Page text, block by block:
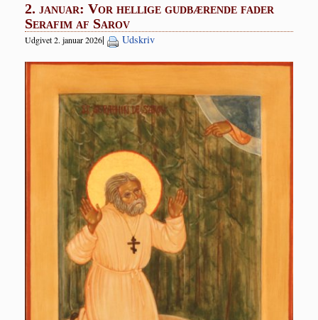
2. januar: Vor hellige gudbærende fader
Serafim af Sarov
Udgivet 2. januar 2026| Udskriv